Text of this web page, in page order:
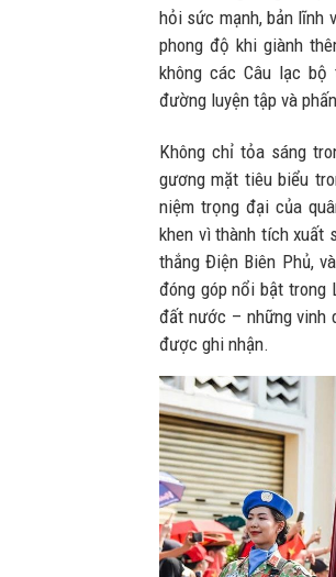
hỏi sức mạnh, bản lĩnh
phong độ khi giành
không các Câu lạc
đường luyện tập và
Không chỉ tỏa sáng
gương mặt tiêu biểu
niệm trọng đại của
khen vì thành tích xuất
thắng Điện Biên Phủ,
đóng góp nổi bật trong
đất nước – những vinh
được ghi nhận.